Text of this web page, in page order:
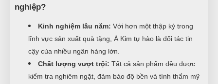
nghiệp?
Kinh nghiệm lâu năm: Với hơn một thập kỷ trong
lĩnh vực sản xuất quà tặng, Á Kim tự hào là đối tác tin
cậy của nhiều ngân hàng lớn.
Chất lượng vượt trội: Tất cả sản phẩm đều được
kiểm tra nghiêm ngặt, đảm bảo độ bền và tính thẩm mỹ